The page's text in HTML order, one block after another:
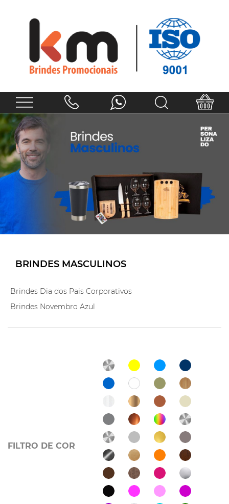
BRINDES MASCULINOS
Brindes Dia dos Pais Corporativos
Brindes Novembro Azul
FILTRO DE COR